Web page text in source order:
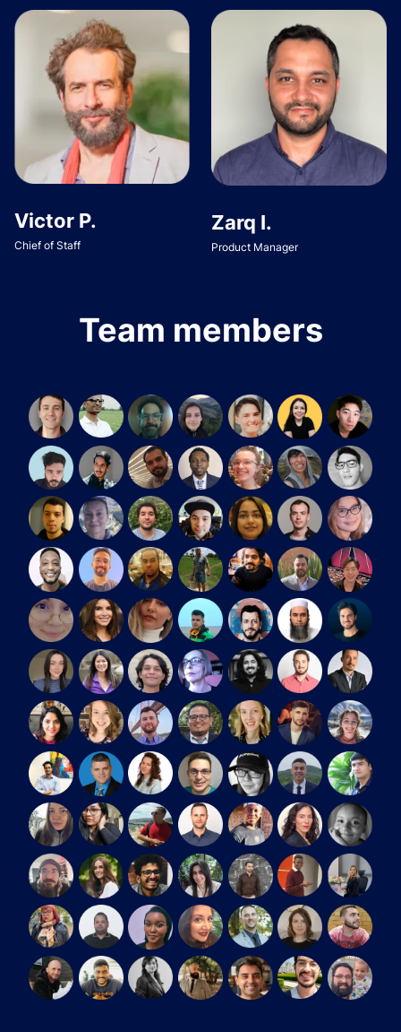
Victor P.
Chief of Staff
Zarq I.
Product Manager
Team members